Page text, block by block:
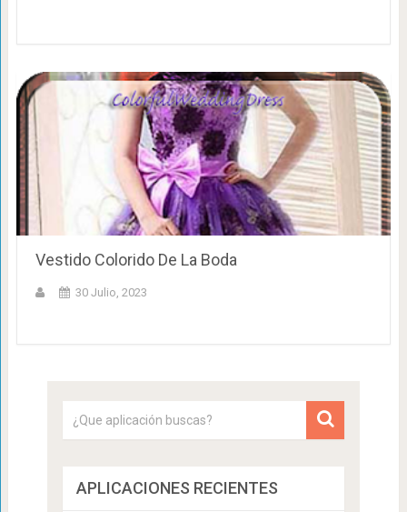
Vestido Colorido De La Boda
30 Julio, 2023
APLICACIONES RECIENTES